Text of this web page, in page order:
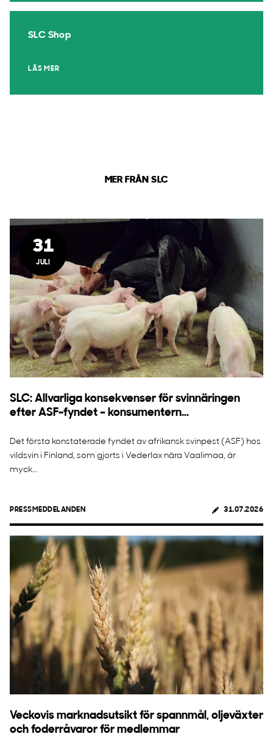
SLC Shop
LÄS MER
MER FRÅN SLC
31
JULI
SLC: Allvarliga konsekvenser för svinnäringen
efter ASF-fyndet – konsumentern...
Det första konstaterade fyndet av afrikansk svinpest (ASF) hos
vildsvin i Finland, som gjorts i Vederlax nära Vaalimaa, är
myck...
PRESSMEDDELANDEN 31.07.2026
Veckovis marknadsutsikt för spannmål, oljeväxter
och foderråvaror för medlemmar